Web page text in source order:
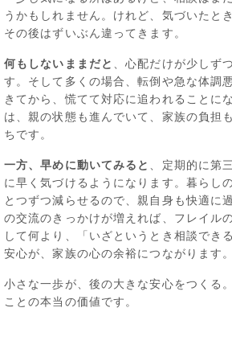
うかもしれません。けれど、気づいたと
その後はずいぶん違ってきます。
何もしないままだと
、心配だけが少しず
す。そして多くの場合、転倒や急な体調
きてから、慌てて対応に追われることに
は、親の状態も進んでいて、家族の負担
ちです。
一方、早めに動いてみると
、定期的に第
に早く気づけるようになります。暮らし
とつずつ減らせるので、親自身も快適に
の交流のきっかけが増えれば、フレイル
して何より、「いざというとき相談でき
安心が、家族の心の余裕につながります。
小さな一歩が、後の大きな安心をつくる
ことの本当の価値です。